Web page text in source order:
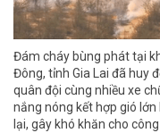
Đám cháy bùng phát tại
Đông, tỉnh Gia Lai đã huy
quân đội cùng nhiều xe
nắng nóng kết hợp gió
lại, gây khó khăn cho